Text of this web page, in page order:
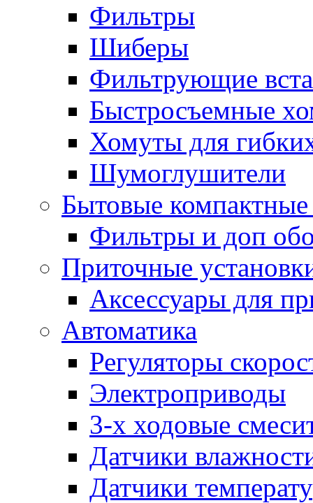
Фильтры
Шиберы
Фильтрующие
Быстросъемные
Хомуты для
Шумоглушители
Бытовые
Фильтры и доп
Приточные
Аксессуары для
Автоматика
Регуляторы
Электроприводы
3-х ходовые
Датчики
Датчики